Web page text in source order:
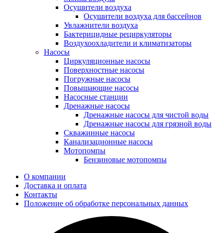
Осушители воздуха
Осушители воздуха для бассейнов
Увлажнители воздуха
Бактерицидные рециркуляторы
Воздухоохладители и климатизаторы
Насосы
Циркуляционные насосы
Поверхностные насосы
Погружные насосы
Повышающие насосы
Насосные станции
Дренажные насосы
Дренажные насосы для чистой воды
Дренажные насосы для грязной воды
Скважинные насосы
Канализационные насосы
Мотопомпы
Бензиновые мотопомпы
О компании
Доставка и оплата
Контакты
Положение об обработке персональных данных